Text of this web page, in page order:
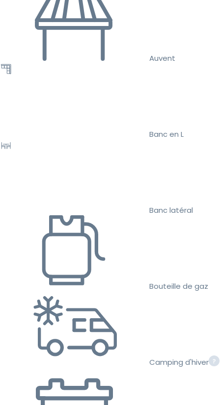
Auvent
Banc en L
Banc latéral
Bouteille de gaz
Camping d'hiver